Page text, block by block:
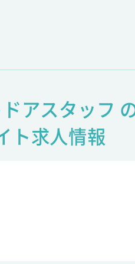
アスタッフ
ト求人情報